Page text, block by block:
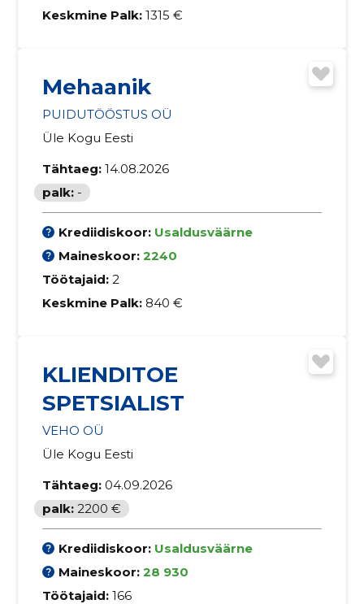
Keskmine Palk: 1315 €
Mehaanik
PUIDUTÖÖSTUS OÜ
Üle Kogu Eesti
Tähtaeg: 14.08.2026
palk: -
Krediidiskoor: Usaldusväärne
Maineskoor: 2240
Töötajaid: 2
Keskmine Palk: 840 €
KLIENDITOE
SPETSIALIST
VEHO OÜ
Üle Kogu Eesti
Tähtaeg: 04.09.2026
palk: 2200 €
Krediidiskoor: Usaldusväärne
Maineskoor: 28 930
Töötajaid: 166